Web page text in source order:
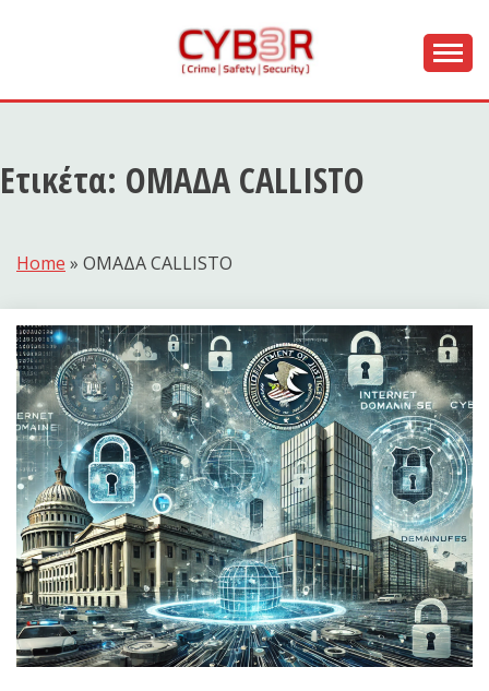
CYB3R
Ετικέτα: ΟΜΑΔΑ CALLISTO
Home » ΟΜΑΔΑ CALLISTO